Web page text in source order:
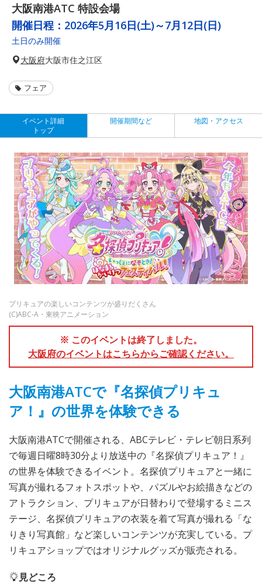
大阪南港ATC 特設会場
開催日程： 2026年5月16日(土)～7月12日(日)
土日のみ開催
大阪府大阪市住之江区
フェア
イベント詳細
トップ
開催期間など 地図・アクセス
プリキュアの楽しいコンテンツが盛りだくさん
(C)ABC-A・東映アニメーション
※ このイベントは終了しました。
大阪府のイベントはこちらからご確認ください。
大阪南港ATCで『名探偵プリキュ
ア！』の世界を体験できる
大阪南港ATCで開催される、ABCテレビ・テレビ朝日系列
で毎週日曜8時30分より放送中の『名探偵プリキュア！』
の世界を体験できるイベント。名探偵プリキュアと一緒に
写真が撮れるフォトスポットや、パズルやお絵描きなどの
アトラクション、プリキュアが日替わりで登場するミニス
テージ、名探偵プリキュアの衣装を着て写真が撮れる「な
りきり写真館」など楽しいコンテンツが充実している。プ
リキュアショップではオリジナルグッズが販売される。
見どころ